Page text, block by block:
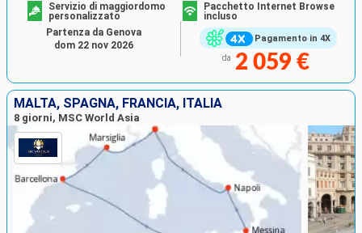
Pagamento in 4X
Servizio di maggiordomo
personalizzato
Pacchetto Internet Browse
incluso
da 2 059 €
Partenza da Genova
dom 22 nov 2026
MALTA, SPAGNA, FRANCIA, ITALIA
8 giorni, MSC World Asia